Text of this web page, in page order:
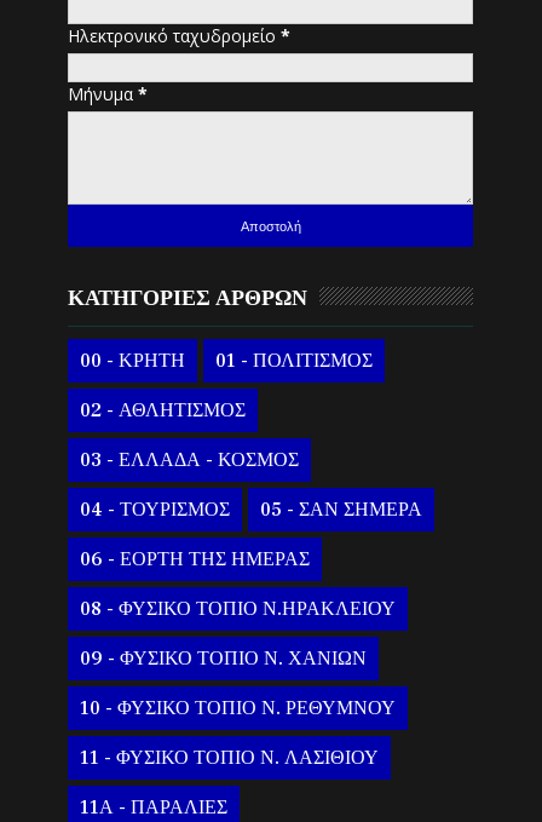
Ηλεκτρονικό ταχυδρομείο*
Μήνυμα*
ΚΑΤΗΓΟΡΙΕΣ ΑΡΘΡΩΝ
00 - ΚΡΗΤΗ 01 - ΠΟΛΙΤΙΣΜΟΣ
02 - ΑΘΛΗΤΙΣΜΟΣ
03 - ΕΛΛΑΔΑ - ΚΟΣΜΟΣ
04 - ΤΟΥΡΙΣΜΟΣ 05 - ΣΑΝ ΣΗΜΕΡΑ
06 - ΕΟΡΤΗ ΤΗΣ ΗΜΕΡΑΣ
08 - ΦΥΣΙΚΟ ΤΟΠΙΟ Ν.ΗΡΑΚΛΕΙΟΥ
09 - ΦΥΣΙΚΟ ΤΟΠΙΟ Ν. ΧΑΝΙΩΝ
10 - ΦΥΣΙΚΟ ΤΟΠΙΟ Ν. ΡΕΘΥΜΝΟΥ
11 - ΦΥΣΙΚΟ ΤΟΠΙΟ Ν. ΛΑΣΙΘΙΟΥ
11Α - ΠΑΡΑΛΙΕΣ